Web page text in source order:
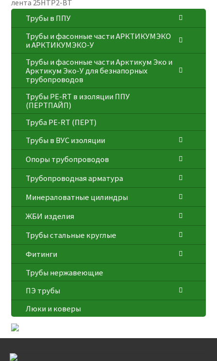
лента 25НТР2-ВТ
Трубы в ППУ
Трубы и фасонные части АРКТИКУМЭКО
и АРКТИКУМЭКО-У
Трубы и фасонные части Арктикум Эко и
Арктикум Эко-У для безнапорных
трубопроводов
Трубы PE-RT в изоляции ППУ
(ПЕРТПАЙП)
⁠Трубa PE-RT (ПЕРТ)
Трубы в ВУС изоляции
Опоры трубопроводов
Трубопроводная арматура
Минераловатные цилиндры
ЖБИ изделия
Трубы стальные круглые
Фитинги
Трубы нержавеющие
ПЭ трубы
Люки и коверы